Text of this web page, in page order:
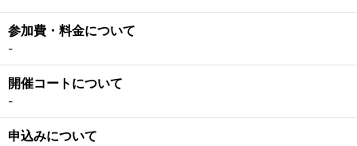
参加費・料金について
-
開催コートについて
-
申込みについて